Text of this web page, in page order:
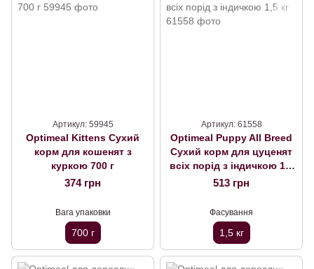
Артикул: 59945
Optimeal Kittens Сухий
корм для кошенят з
куркою 700 г
374 грн
Вага упаковки
700 г
Артикул: 61558
Optimeal Puppy All Breed
Сухий корм для цуценят
всіх порід з індичкою 1,5
кг
513 грн
Фасування
1,5 кг